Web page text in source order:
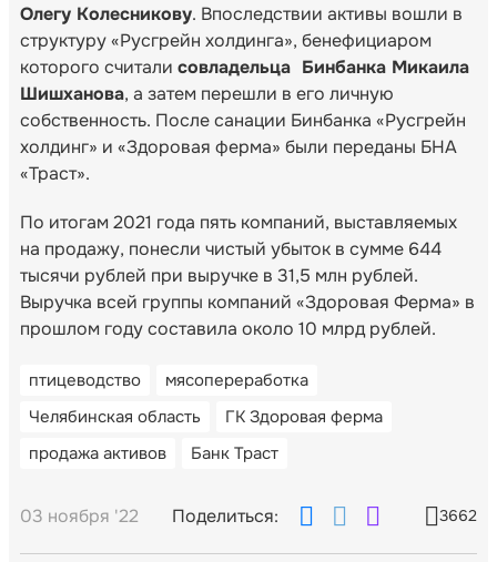
Олегу Колесникову. Впоследствии активы вошли в
структуру «Русгрейн холдинга», бенефициаром
которого считали совладельца Бинбанка Микаила
Шишханова, а затем перешли в его личную
собственность. После санации Бинбанка «Русгрейн
холдинг» и «Здоровая ферма» были переданы БНА
«Траст».
По итогам 2021 года пять компаний, выставляемых
на продажу, понесли чистый убыток в сумме 644
тысячи рублей при выручке в 31,5 млн рублей.
Выручка всей группы компаний «Здоровая Ферма» в
прошлом году составила около 10 млрд рублей.
птицеводство
мясопереработка
Челябинская область
ГК Здоровая ферма
продажа активов
Банк Траст
03 ноября '22 Поделиться: 3662